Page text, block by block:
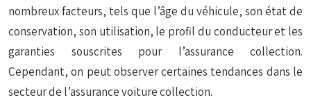
nombreux facteurs, tels que l’âge du véhicule, son état de
conservation, son utilisation, le profil du conducteur et les
garanties souscrites pour l’assurance collection.
Cependant, on peut observer certaines tendances dans le
secteur de l’assurance voiture collection.